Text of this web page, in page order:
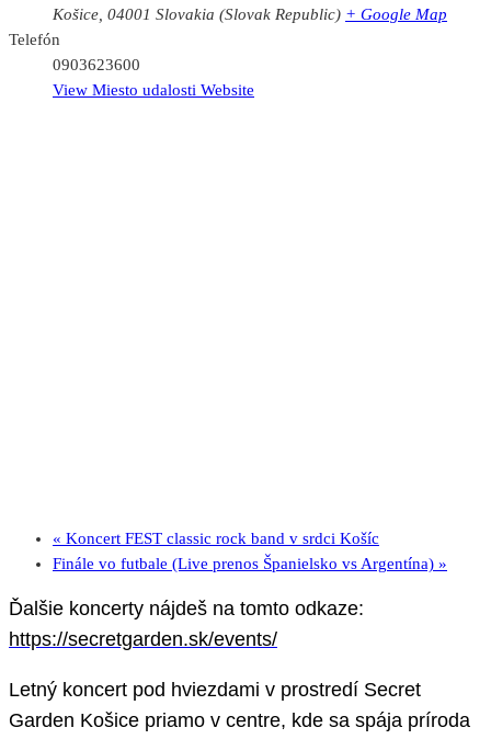
Košice, 04001 Slovakia (Slovak Republic) + Google Map
Telefón
0903623600
View Miesto udalosti Website
« Koncert FEST classic rock band v srdci Košíc
Finále vo futbale (Live prenos Španielsko vs Argentína) »
Ďalšie koncerty nájdeš na tomto odkaze:
https://secretgarden.sk/events/
Letný koncert pod hviezdami v prostredí Secret
Garden Košice priamo v centre, kde sa spája príroda